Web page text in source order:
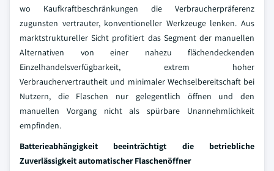
wo Kaufkraftbeschränkungen die Verbraucherpräferenz
zugunsten vertrauter, konventioneller Werkzeuge lenken. Aus
marktstruktureller Sicht profitiert das Segment der manuellen
Alternativen von einer nahezu flächendeckenden
Einzelhandelsverfügbarkeit, extrem hoher
Verbrauchervertrautheit und minimaler Wechselbereitschaft bei
Nutzern, die Flaschen nur gelegentlich öffnen und den
manuellen Vorgang nicht als spürbare Unannehmlichkeit
empfinden.
Batterieabhängigkeit beeinträchtigt die betriebliche
Zuverlässigkeit automatischer Flaschenöffner